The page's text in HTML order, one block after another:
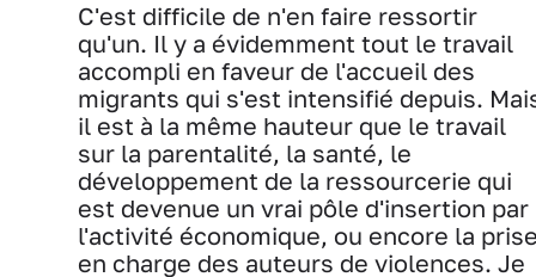
C'est difficile de n'en faire ressortir
qu'un. Il y a évidemment tout le travail
accompli en faveur de l'accueil des
migrants qui s'est intensifié depuis.
il est à la même hauteur que le travail
sur la parentalité, la santé, le
développement de la ressourcerie qui
est devenue un vrai pôle d'insertion par
l'activité économique, ou encore la
en charge des auteurs de violences. Je